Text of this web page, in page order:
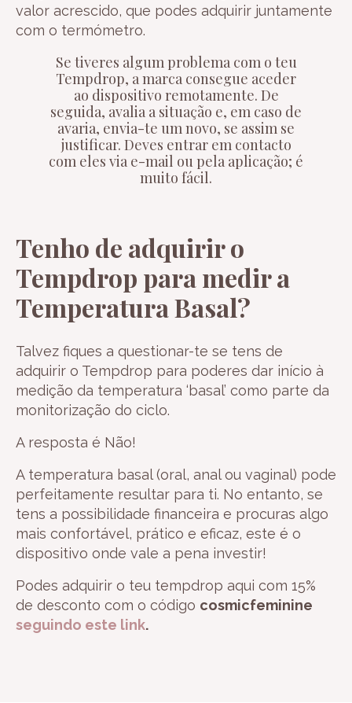
valor acrescido, que podes adquirir juntamente
com o termómetro.
Se tiveres algum problema com o teu
Tempdrop, a marca consegue aceder
ao dispositivo remotamente. De
seguida, avalia a situação e, em caso de
avaria, envia-te um novo, se assim se
justificar. Deves entrar em contacto
com eles via e-mail ou pela aplicação; é
muito fácil.
Tenho de adquirir o
Tempdrop para medir a
Temperatura Basal?
Talvez fiques a questionar-te se tens de
adquirir o Tempdrop para poderes dar início à
medição da temperatura ‘basal’ como parte da
monitorização do ciclo.
A resposta é Não!
A temperatura basal (oral, anal ou vaginal) pode
perfeitamente resultar para ti. No entanto, se
tens a possibilidade financeira e procuras algo
mais confortável, prático e eficaz, este é o
dispositivo onde vale a pena investir!
Podes adquirir o teu tempdrop aqui com 15%
de desconto com o código cosmicfeminine
seguindo este link.